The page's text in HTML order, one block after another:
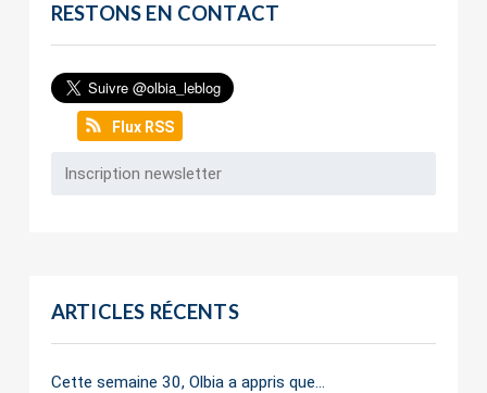
RESTONS EN CONTACT
Flux RSS
ARTICLES RÉCENTS
Cette semaine 30, Olbia a appris que…